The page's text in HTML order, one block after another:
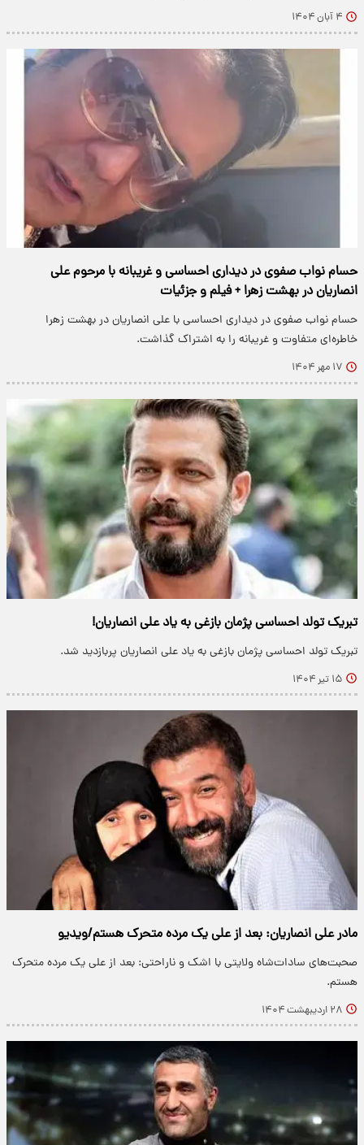
۴ آبان ۱۴۰۴
حسام نواب صفوی در دیداری احساسی و غریبانه با مرحوم علی
انصاریان در بهشت زهرا + فیلم و جزئیات
حسام نواب صفوی در دیداری احساسی با علی انصاریان در بهشت زهرا
خاطره‌ای متفاوت و غریبانه را به اشتراک گذاشت.
۱۷ مهر ۱۴۰۴
تبریک تولد احساسی پژمان بازغی به یاد علی انصاریان!
تبریک تولد احساسی پژمان بازغی به یاد علی انصاریان پربازدید شد.
۱۵ تیر ۱۴۰۴
مادر علی انصاریان: بعد از علی یک مرده متحرک هستم/ویدیو
صحبت‌های سادات‌شاه ولایتی با اشک و ناراحتی: بعد از علی یک مرده متحرک
هستم.
۲۸ اردیبهشت ۱۴۰۴